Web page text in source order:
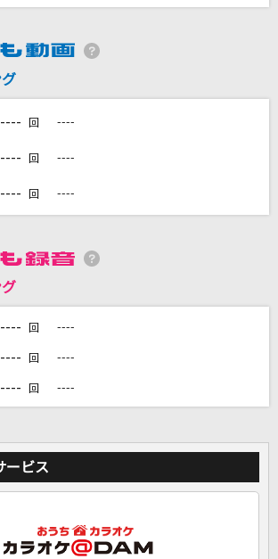
DAMの新曲・ランキングなど
カラオケ最新情報をチェック！
カラオケをもっと楽しもう！
族や友達と一緒に！練習にも！
---- 回 ----
---- 回 ----
---- 回 ----
---- 回 ----
---- 回 ----
---- 回 ----
ービス